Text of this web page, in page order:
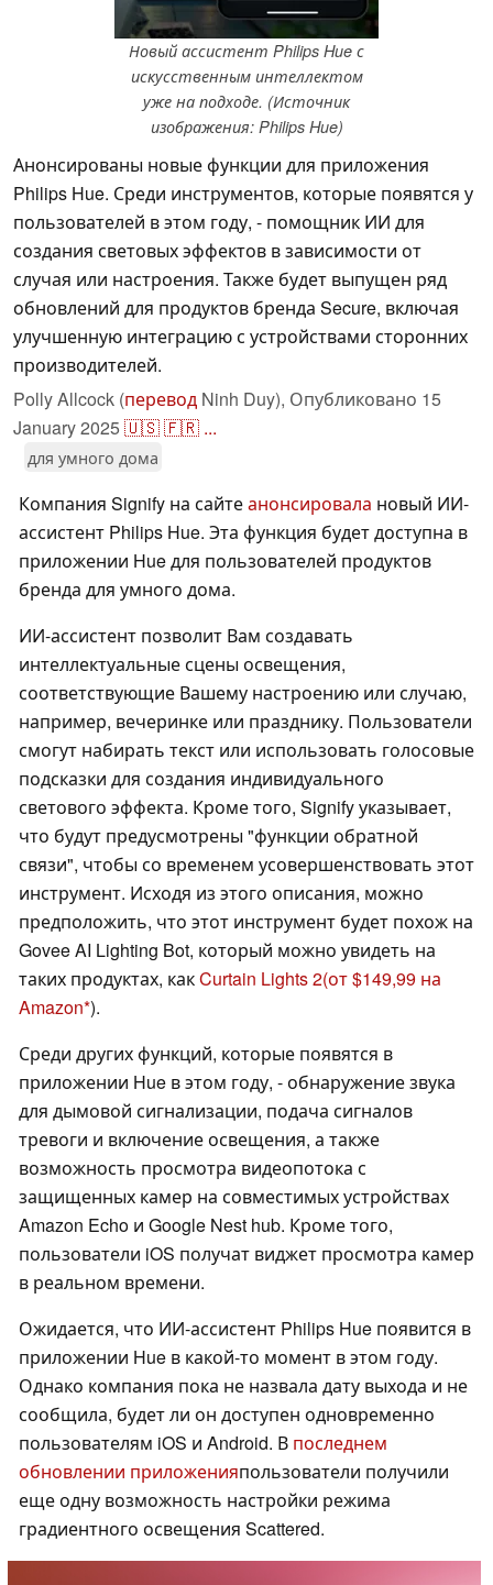
Новый ассистент Philips Hue с
искусственным интеллектом
уже на подходе. (Источник
изображения: Philips Hue)
Анонсированы новые функции для приложения
Philips Hue. Среди инструментов, которые появятся у
пользователей в этом году, - помощник ИИ для
создания световых эффектов в зависимости от
случая или настроения. Также будет выпущен ряд
обновлений для продуктов бренда Secure, включая
улучшенную интеграцию с устройствами сторонних
производителей.
Polly Allcock (перевод Ninh Duy), Опубликовано 15
January 2025🇺🇸🇫🇷 ...
для умного дома
Компания Signify на сайтеанонсировала новый ИИ-
ассистент Philips Hue. Эта функция будет доступна в
приложении Hue для пользователей продуктов
бренда для умного дома.
ИИ-ассистент позволит Вам создавать
интеллектуальные сцены освещения,
соответствующие Вашему настроению или случаю,
например, вечеринке или празднику. Пользователи
смогут набирать текст или использовать голосовые
подсказки для создания индивидуального
светового эффекта. Кроме того, Signify указывает,
что будут предусмотрены "функции обратной
связи", чтобы со временем усовершенствовать этот
инструмент. Исходя из этого описания, можно
предположить, что этот инструмент будет похож на
Govee AI Lighting Bot, который можно увидеть на
таких продуктах, какCurtain Lights 2(от $149,99 на
Amazon ).
Среди других функций, которые появятся в
приложении Hue в этом году, - обнаружение звука
для дымовой сигнализации, подача сигналов
тревоги и включение освещения, а также
возможность просмотра видеопотока с
защищенных камер на совместимых устройствах
Amazon Echo и Google Nest hub. Кроме того,
пользователи iOS получат виджет просмотра камер
в реальном времени.
Ожидается, что ИИ-ассистент Philips Hue появится в
приложении Hue в какой-то момент в этом году.
Однако компания пока не назвала дату выхода и не
сообщила, будет ли он доступен одновременно
пользователям iOS и Android. В последнем
обновлении приложенияпользователи получили
еще одну возможность настройки режима
градиентного освещения Scattered.